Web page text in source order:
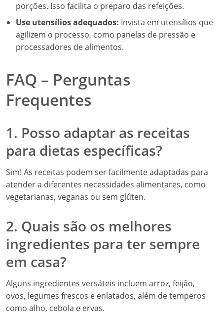
porções. Isso facilita o preparo das refeições.
Use utensílios adequados: Invista em utensílios que
agilizem o processo, como panelas de pressão e
processadores de alimentos.
FAQ – Perguntas
Frequentes
1. Posso adaptar as receitas
para dietas específicas?
Sim! As receitas podem ser facilmente adaptadas para
atender a diferentes necessidades alimentares, como
vegetarianas, veganas ou sem glúten.
2. Quais são os melhores
ingredientes para ter sempre
em casa?
Alguns ingredientes versáteis incluem arroz, feijão,
ovos, legumes frescos e enlatados, além de temperos
como alho, cebola e ervas.